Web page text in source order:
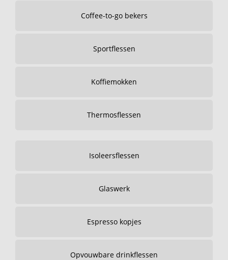
Coffee-to-go bekers
Sportflessen
Koffiemokken
Thermosflessen
Isoleersflessen
Glaswerk
Espresso kopjes
Opvouwbare drinkflessen